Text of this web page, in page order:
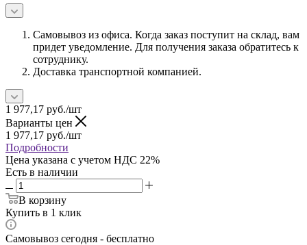
Самовывоз из офиса. Когда заказ поступит на склад, вам
придет уведомление. Для получения заказа обратитесь к
сотруднику.
Доставка транспортной компанией.
1 977,17 руб./шт
Варианты цен
1 977,17 руб./шт
Подробности
Цена указана с учетом НДС 22%
Есть в наличии
В корзину
Купить в 1 клик
Самовывоз сегодня - бесплатно